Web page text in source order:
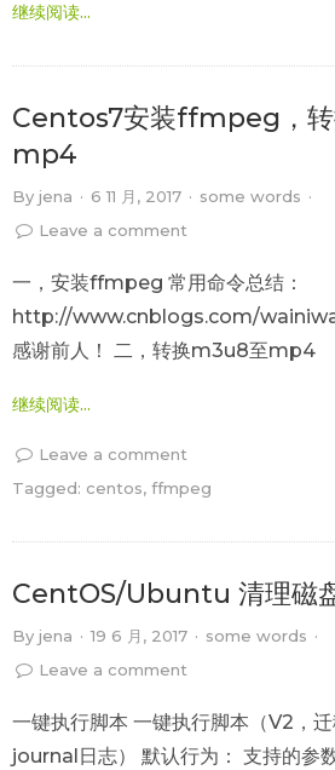
继续阅读...
Centos7安装ffmpeg，
mp4
By jena · 6 11 月, 2017 · some words ·
Leave a comment
一，安装ffmpeg 常用命令总结：
http://www.cnblogs.com/
感谢前人！ 二，转换m3u8至mp4
继续阅读...
Leave a comment
Tagged: centos, ffmpeg
CentOS/Ubuntu 清理磁
By jena · 19 6 月, 2017 · some words ·
Leave a comment
一键执行脚本 一键执行脚本（V2，
journal日志） 默认行为： 支持的参